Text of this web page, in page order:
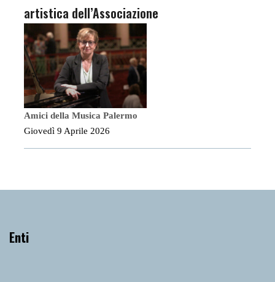
artistica dell’Associazione
Amici della Musica Palermo
Giovedì 9 Aprile 2026
Enti